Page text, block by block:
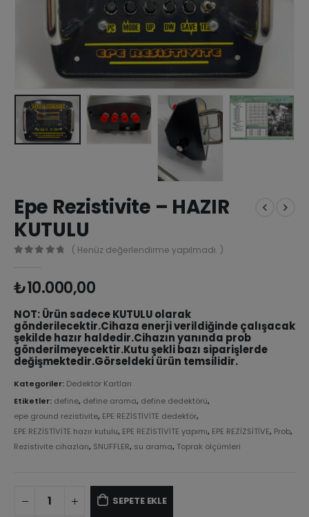
Epe Rezistivite – HAZIR
KUTULU
( Henüz değerlendirme yapılmadı. )
₺10.000,00
NOT: Ürün sadece KUTULU olarak
gönderilecektir.Cihaza enerji verildiğinde çalışacak
şekilde hazır haldedir.Cihazın yanında prob
gönderilmeyecektir.Kutu şekli bazı siparişlerde
değişmektedir.Görseldeki ürün temsilidir.
Kategoriler: Dedektör Kartları
Etiketler: define, define arama, define dedektörü,
epe ground rezistivite, EPE REZİSTİVİTE dedektör,
EPE REZİSTİVİTE hazır kutulu, EPE REZİSTİVİTE yapımı, EPE REZİZSİTİVE, Prob,
Rezistivite cihazları, SNUFFLER, su arama, Toprak ölçümleri
SEPETE EKLE